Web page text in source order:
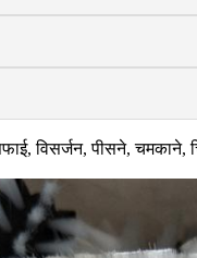
विसर्जन, पीसने,